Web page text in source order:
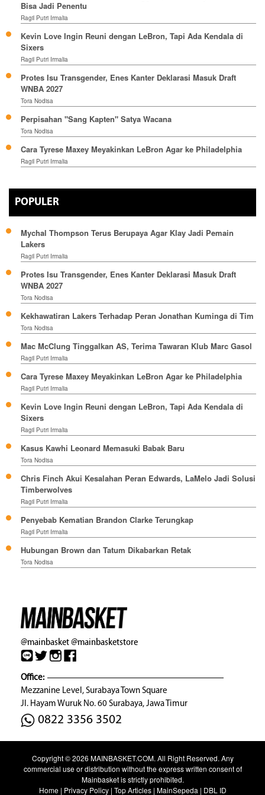
Bisa Jadi Penentu
Ragil Putri Irmalia
Kevin Love Ingin Reuni dengan LeBron, Tapi Ada Kendala di
Sixers
Ragil Putri Irmalia
Protes Isu Transgender, Enes Kanter Deklarasi Masuk Draft
WNBA 2027
Tora Nodisa
Perpisahan "Sang Kapten" Satya Wacana
Tora Nodisa
Cara Tyrese Maxey Meyakinkan LeBron Agar ke Philadelphia
Ragil Putri Irmalia
POPULER
Mychal Thompson Terus Berupaya Agar Klay Jadi Pemain
Lakers
Ragil Putri Irmalia
Protes Isu Transgender, Enes Kanter Deklarasi Masuk Draft
WNBA 2027
Tora Nodisa
Kekhawatiran Lakers Terhadap Peran Jonathan Kuminga di Tim
Tora Nodisa
Mac McClung Tinggalkan AS, Terima Tawaran Klub Marc Gasol
Ragil Putri Irmalia
Cara Tyrese Maxey Meyakinkan LeBron Agar ke Philadelphia
Ragil Putri Irmalia
Kevin Love Ingin Reuni dengan LeBron, Tapi Ada Kendala di
Sixers
Ragil Putri Irmalia
Kasus Kawhi Leonard Memasuki Babak Baru
Tora Nodisa
Chris Finch Akui Kesalahan Peran Edwards, LaMelo Jadi Solusi
Timberwolves
Ragil Putri Irmalia
Penyebab Kematian Brandon Clarke Terungkap
Ragil Putri Irmalia
Hubungan Brown dan Tatum Dikabarkan Retak
Tora Nodisa
@mainbasket@mainbasketstore
Office:
Mezzanine Level, Surabaya Town Square
Jl. Hayam Wuruk No. 60 Surabaya, Jawa Timur
0822 3356 3502
Copyright © 2026 MAINBASKET.COM. All Right Reserved. Any
commercial use or distribution without the express written consent of
Mainbasket is strictly prohibited.
Home| Privacy Policy| Top Articles| MainSepeda | DBL ID